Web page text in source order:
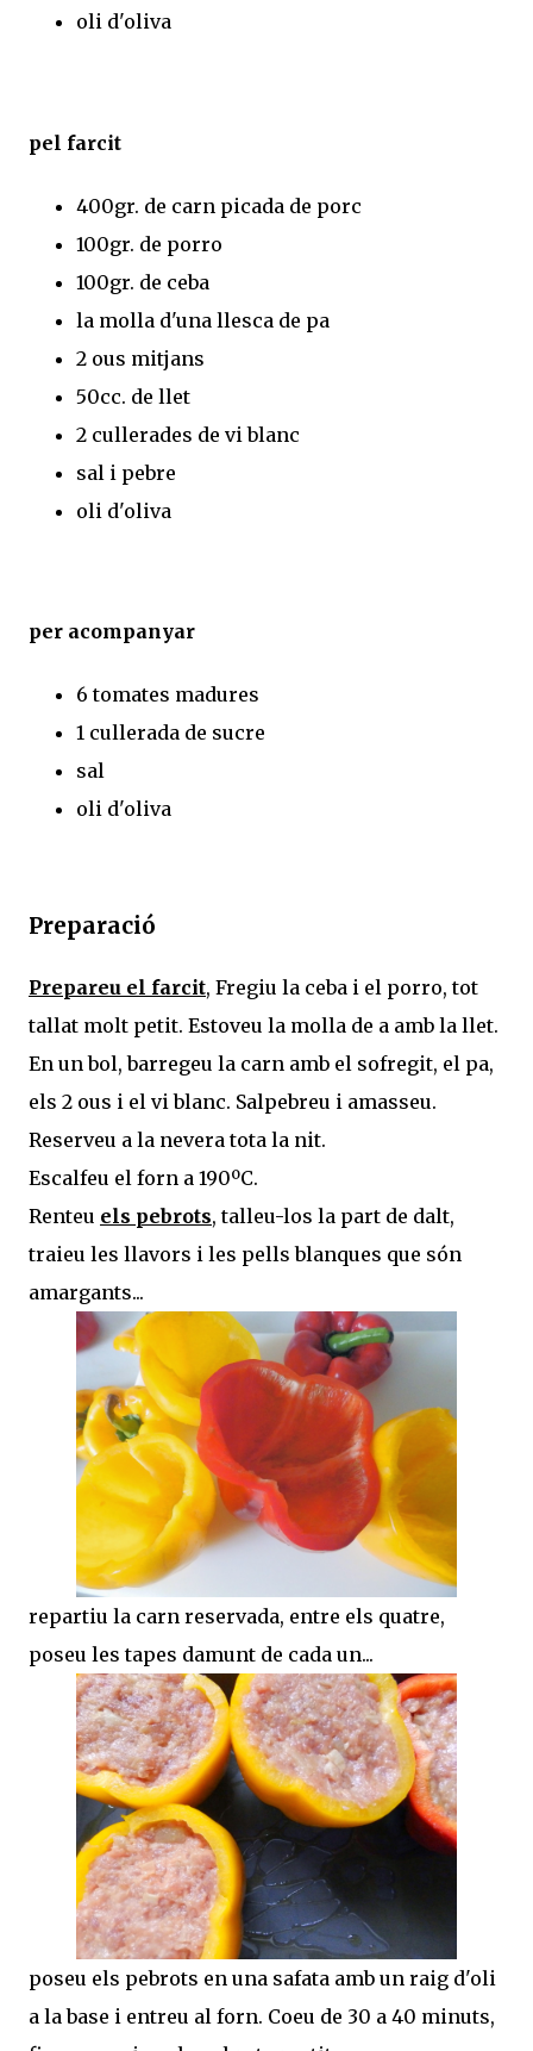
oli d'oliva
pel farcit
400gr. de carn picada de porc
100gr. de porro
100gr. de ceba
la molla d'una llesca de pa
2 ous mitjans
50cc. de llet
2 cullerades de vi blanc
sal i pebre
oli d'oliva
per acompanyar
6 tomates madures
1 cullerada de sucre
sal
oli d'oliva
Preparació
Prepareu el farcit, Fregiu la ceba i el porro, tot
tallat molt petit. Estoveu la molla de a amb la llet.
En un bol, barregeu la carn amb el sofregit, el pa,
els 2 ous i el vi blanc. Salpebreu i amasseu.
Reserveu a la nevera tota la nit.
Escalfeu el forn a 190ºC.
Renteu els pebrots, talleu-los la part de dalt,
traieu les llavors i les pells blanques que són
amargants...
repartiu la carn reservada, entre els quatre,
poseu les tapes damunt de cada un...
poseu els pebrots en una safata amb un raig d'oli
a la base i entreu al forn. Coeu de 30 a 40 minuts,